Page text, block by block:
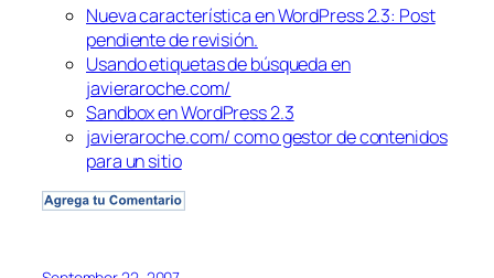
Nueva característica en WordPress 2.3: Post
pendiente de revisión.
Usando etiquetas de búsqueda en
javieraroche.com/
Sandbox en WordPress 2.3
javieraroche.com/ como gestor de contenidos
para un sitio